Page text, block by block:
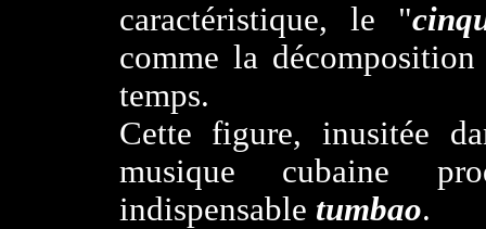
caractéristique, le "
comme la
temps.
Cette figure, inusitée
musique cubaine
indispensable tumbao.